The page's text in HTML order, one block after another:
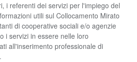
i referenti dei servizi per l'impiego del
utili sul Collocamento Mirato
di cooperative sociali e/o agenzie
i servizi in essere nelle loro
all'inserimento professionale di